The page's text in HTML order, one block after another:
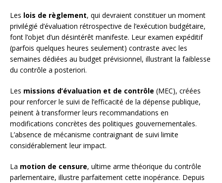
Les lois de règlement, qui devraient constituer un moment
privilégié d’évaluation rétrospective de l’exécution budgétaire,
font l’objet d’un désintérêt manifeste. Leur examen expéditif
(parfois quelques heures seulement) contraste avec les
semaines dédiées au budget prévisionnel, illustrant la faiblesse
du contrôle a posteriori.
Les missions d’évaluation et de contrôle (MEC), créées
pour renforcer le suivi de l’efficacité de la dépense publique,
peinent à transformer leurs recommandations en
modifications concrètes des politiques gouvernementales.
L’absence de mécanisme contraignant de suivi limite
considérablement leur impact.
La motion de censure, ultime arme théorique du contrôle
parlementaire, illustre parfaitement cette inopérance. Depuis